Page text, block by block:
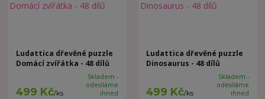
Ludattica dřevěné puzzle
Domácí zvířátka - 48 dílů
499 Kč/ks
Skladem -
odesíláme
ihned
Ludattica dřevěné puzzle
Dinosaurus - 48 dílů
499 Kč/ks
Skladem -
odesíláme
ihned